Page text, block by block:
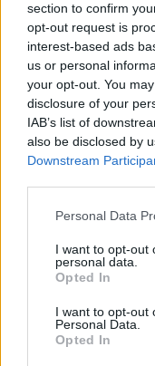
section to confirm
opt-out request is
interest-based ads
us or personal
your opt-out. You
disclosure of your
IAB’s list of
also be disclosed by
Downstream
Personal Data
I want to opt-out
personal data.
Opted In
I want to opt-out
Personal Data.
Opted In
Esposende acolhe
Cinco projetos de
EMEC celebra a
Atelier Nuno
para reabilitar o
Ponta Delgada:
comunidades